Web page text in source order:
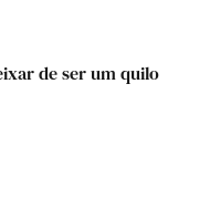
de ser um quilo